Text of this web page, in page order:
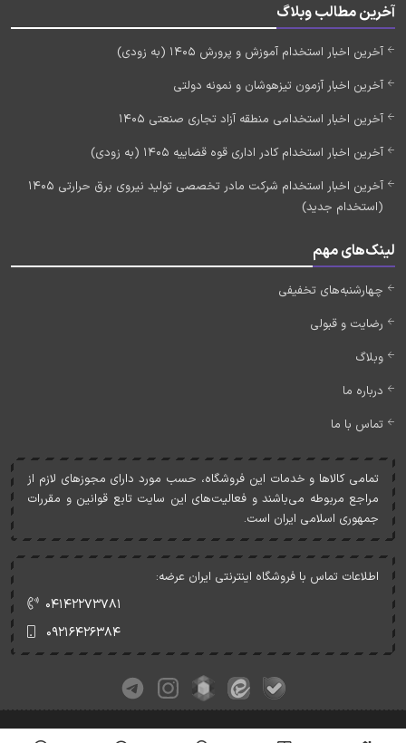
آخرین مطالب وبلاگ
آخرین اخبار استخدام آموزش و پرورش 1405 (به زودی)
آخرین اخبار آزمون تیزهوشان و نمونه دولتی
آخرین اخبار استخدامی منطقه آزاد تجاری صنعتی 1405
آخرین اخبار استخدام کادر اداری قوه قضاییه 1405 (به زودی)
آخرین اخبار استخدام شرکت مادر تخصصی تولید نیروی برق حرارتی 1405
(استخدام جدید)
لینک‌های مهم
چهارشنبه‌های تخفیفی
رضایت و قبولی
وبلاگ
درباره ما
تماس با ما
تمامی کالاها و خدمات اين فروشگاه، حسب مورد دارای مجوزهای لازم از
مراجع مربوطه می‌باشند و فعاليت‌های اين سايت تابع قوانين و مقررات
جمهوری اسلامی ايران است.
اطلاعات تماس با فروشگاه اینترنتی ایران عرضه:
۰۴۱۴۲۲۷۳۷۸۱
۰۹۲۱۶۴۲۶۳۸۴
کلیه حقوق این وبسایت متعلق به ایران عرضه می‌باشد.